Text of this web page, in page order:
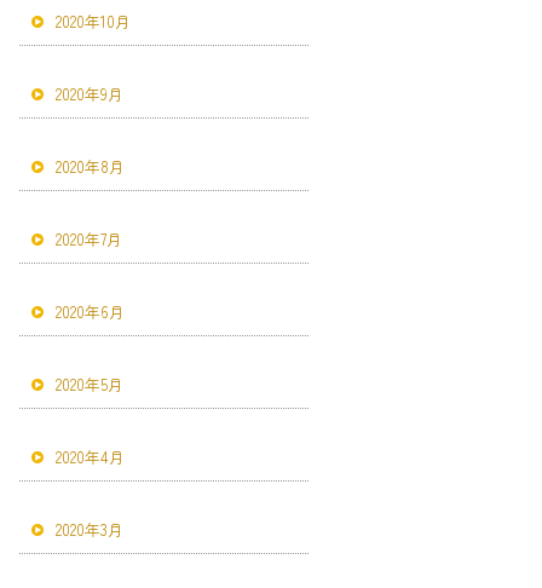
2020年10月
2020年9月
2020年8月
2020年7月
2020年6月
2020年5月
2020年4月
2020年3月